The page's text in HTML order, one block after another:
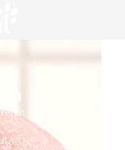
– wir sind